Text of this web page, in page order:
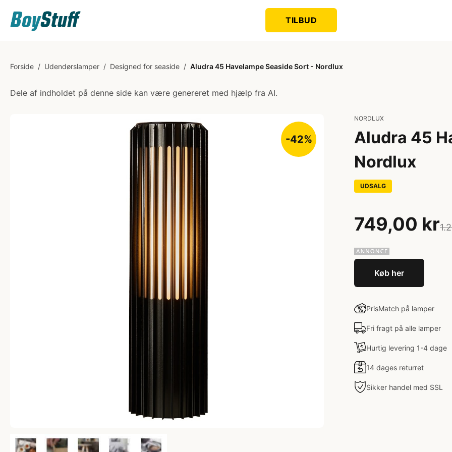
TILBUD
Forside / Udendørslamper / Designed for seaside / Aludra 45 Havelampe Seaside Sort - Nordlux
Dele af indholdet på denne side kan være genereret med hjælp fra AI.
-42%
NORDLUX
Aludra 45
Nordlux
UDSALG
749,00 kr
Køb her
PrisMatch på lamper
Fri fragt på alle lamper
Hurtig levering 1-4 dage
14 dages returret
Sikker handel med SSL